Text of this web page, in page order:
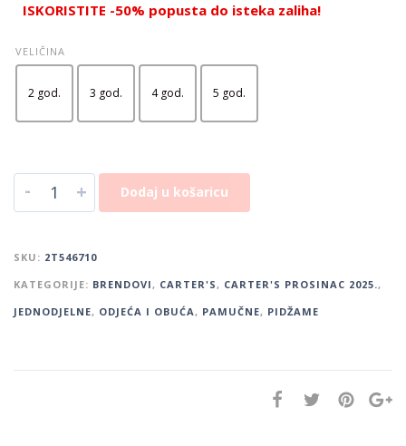
ISKORISTITE -50% popusta do isteka zaliha!
VELIČINA
2 god. 3 god. 4 god. 5 god.
- + Dodaj u košaricu
SKU: 2T546710
KATEGORIJE: BRENDOVI, CARTER'S, CARTER'S PROSINAC 2025.,
JEDNODJELNE, ODJEĆA I OBUĆA, PAMUČNE, PIDŽAME